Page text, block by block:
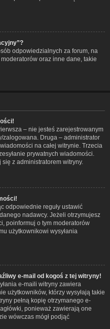
odpowiedzialnych za forum, na
oraz inne dane, takie
– nie jesteś zarejestrowanym
Druga – administrator
na całej witrynie. Trzecia
prywatnych wiadomości.
z administratorem witryny.
odpowiednie reguły ustawić
nadawcy. Jeżeli otrzymujesz
poinformuj o tym moderatorów
użytkownikowi wysyłania
e-mail od kogoś z tej witryny!
e-maili witryny zawiera
użytkowników, którzy wysyłają takie
pełną kopię otrzymanego e-
ponieważ zawierają one
wówczas mógł podjąć